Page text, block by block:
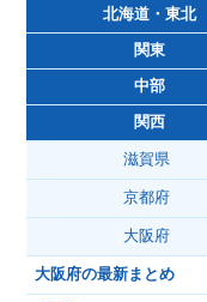
北海道・東北
関東
中部
関西
滋賀県
京都府
大阪府
大阪府の最新まとめ